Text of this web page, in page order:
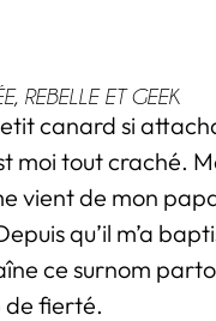
REBELLE ET GEEK
canard si
moi tout craché.
vient de mon
qu’il m’a
ce surnom
de fierté.